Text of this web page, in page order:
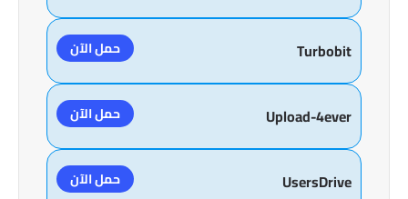
Turbobit حمل الآن
Upload-4ever حمل الآن
UsersDrive حمل الآن